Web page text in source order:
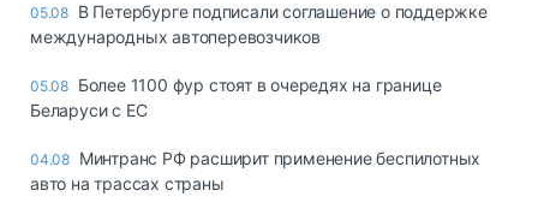
05.08 В Петербурге подписали соглашение о поддержке
международных автоперевозчиков
05.08 Более 1100 фур стоят в очередях на границе
Беларуси с ЕС
04.08 Минтранс РФ расширит применение беспилотных
авто на трассах страны